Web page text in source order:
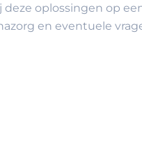
oplossingen op
en eventuele